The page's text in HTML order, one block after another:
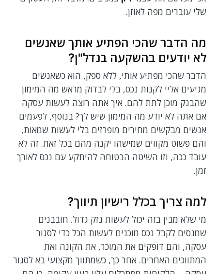
שלי עוברים מפה לאוזן.
מה הדבר שהכי הפתיע אותך שאנשים
לא יודעים בהשקעה בנדל"ן?
הדבר שהכי מפתיע אותי, ללא ספק, הוא כשאנשים
מגיעים אליי לקנות נכס, בלי לבדוק מראש מה המימון
שהבנק מוכן לתת להם. איך אתה רוצה לעשות עסקה
אם אתה לא יודע מה המימון שיש לך? בנוסף, לפעמים
אנשים מבקשים מחירים מופרזים בלי לעשות שמאות,
והם פשוט מקווים שמישהו יקנה מהם בכל זאת. זה לא
עובד ככה, וזו השיטה הבטוחה להיתקע עם נכס לאורך
זמן.
למה צריך בכלל רישיון תיווך?
מי שלא מבין בזה יכול לעשות נזק גדול. חובבנים
שמנסים לקבל נכס מוכנים לעשות הכל כדי לסגור
עסקה, והם דופקים את המוכר, את הקונה ואת
המתווכים האחרים. אחר כך, כשמתווך מקצועי בא לסגור